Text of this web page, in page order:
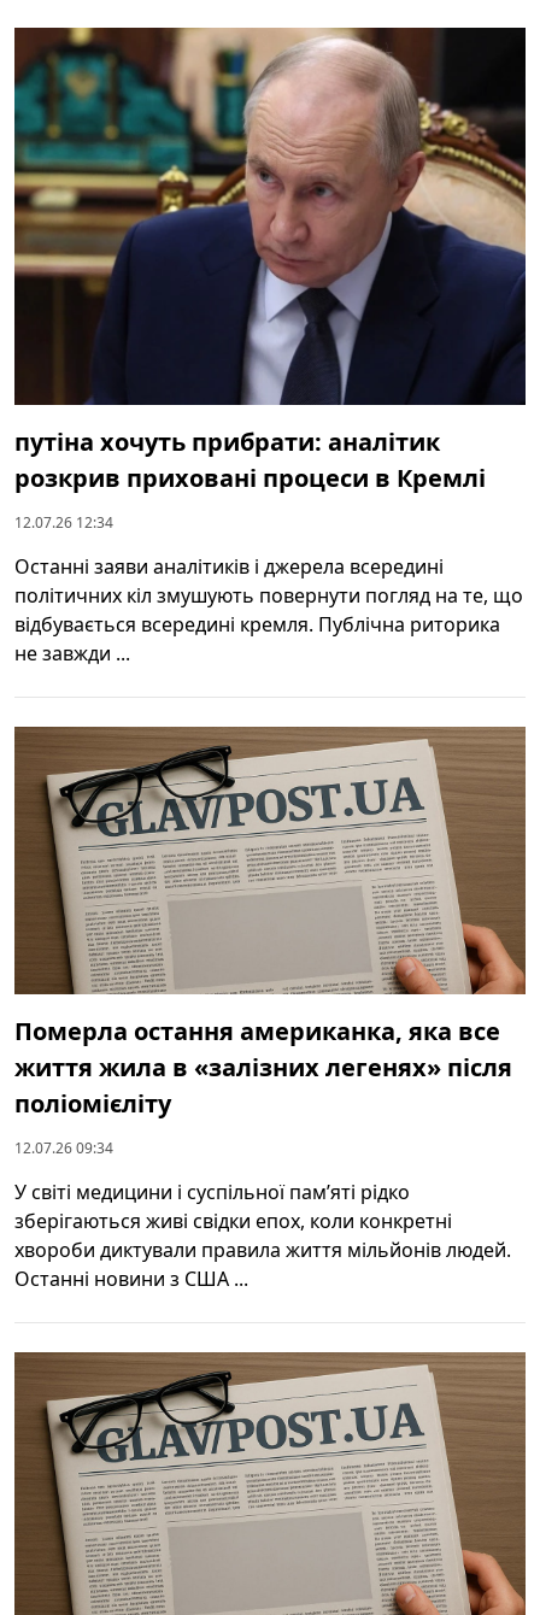
путіна хочуть прибрати: аналітик
розкрив приховані процеси в Кремлі
12.07.26 12:34
Останні заяви аналітиків і джерела всередині
політичних кіл змушують повернути погляд на те, що
відбувається всередині кремля. Публічна риторика
не завжди ...
Померла остання американка, яка все
життя жила в «залізних легенях» після
поліомієліту
12.07.26 09:34
У світі медицини і суспільної пам’яті рідко
зберігаються живі свідки епох, коли конкретні
хвороби диктували правила життя мільйонів людей.
Останні новини з США ...